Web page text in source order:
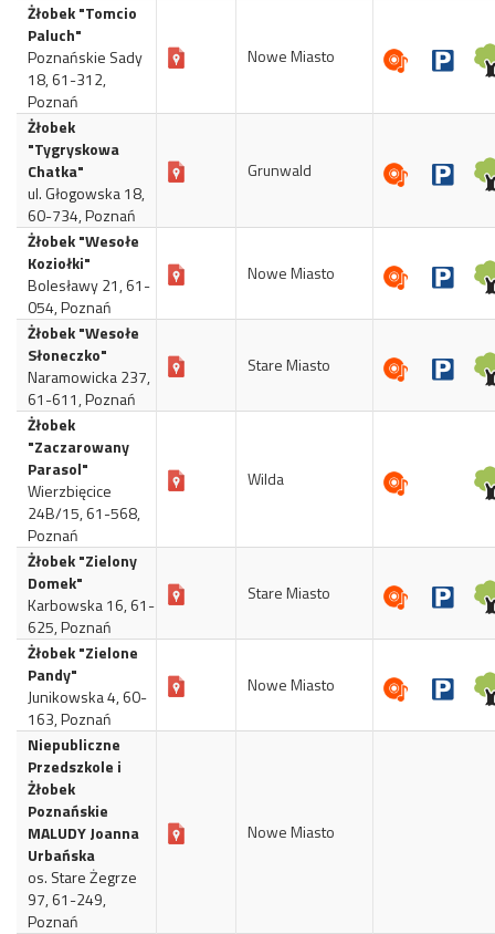
Żłobek "Tomcio
Paluch"
Poznańskie Sady
18, 61-312,
Poznań
Nowe Miasto
Żłobek
"Tygryskowa
Chatka"
ul. Głogowska 18,
60-734, Poznań
Grunwald
Żłobek "Wesołe
Koziołki"
Bolesławy 21, 61-
054, Poznań
Nowe Miasto
Żłobek "Wesołe
Słoneczko"
Naramowicka 237,
61-611, Poznań
Stare Miasto
Żłobek
"Zaczarowany
Parasol"
Wierzbięcice
24B/15, 61-568,
Poznań
Wilda
Żłobek "Zielony
Domek"
Karbowska 16, 61-
625, Poznań
Stare Miasto
Żłobek "Zielone
Pandy"
Junikowska 4, 60-
163, Poznań
Nowe Miasto
Niepubliczne
Przedszkole i
Żłobek
Poznańskie
MALUDY Joanna
Urbańska
os. Stare Żegrze
97, 61-249,
Poznań
Nowe Miasto